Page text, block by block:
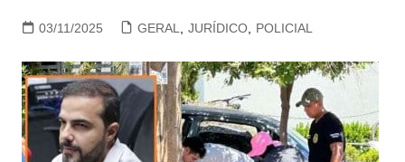
03/11/2025 GERAL JURÍDICO, POLICIAL